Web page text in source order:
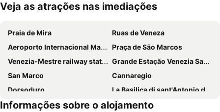
Ampliar mapa
Veja as atrações nas imediações
Praia de Mira
Ruas de Veneza
Aeroporto Internacional Marco Polo
Praça de São Marcos
Venezia-Mestre railway station
Grande Estação Venezia Santa Lucia
San Marco
Cannaregio
Dorsoduro
La Basilica di sant'Antonio di Padova
Marghera
Padova Central Station
Informações sobre o alojamento